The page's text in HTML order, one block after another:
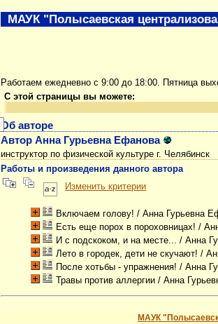
Работаем ежедневно с 9:00 до 18:00. Пятница
С этой страницы вы можете:
Об авторе
Автор Анна Гурьевна Ефанова
инструктор по физической культуре г. Челябинск
Работы и произведения данного автора
Изменить критерии
Включаем голову! / Анна Гурьевна
Есть еще порох в пороховницах! /
И с подскоком, и на месте... / Анна
Лето в городек, дети не скучают! /
После хотьбы - упражнения! / Анна
Травы против аллергии / Анна
МАУК
МАУК "Полысаевская